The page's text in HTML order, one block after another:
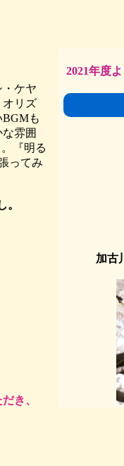
ケヤ
オリズ
も
雰囲
『明る
ってみ
き、
2021年度
〒
加古川市